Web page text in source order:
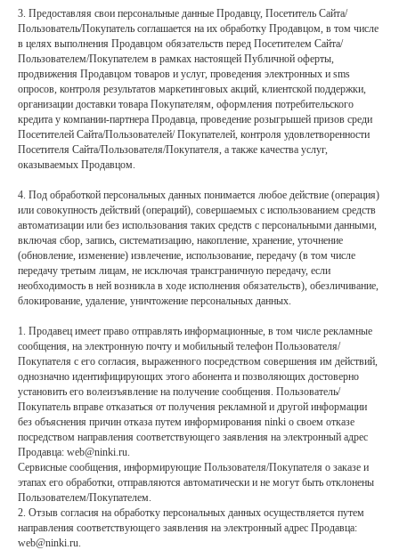
3. Предоставляя свои персональные данные Продавцу, Посетитель Сайта/
Пользователь/Покупатель соглашается на их обработку Продавцом, в том числе
в целях выполнения Продавцом обязательств перед Посетителем Сайта/
Пользователем/Покупателем в рамках настоящей Публичной оферты,
продвижения Продавцом товаров и услуг, проведения электронных и sms
опросов, контроля результатов маркетинговых акций, клиентской поддержки,
организации доставки товара Покупателям, оформления потребительского
кредита у компании-партнера Продавца, проведение розыгрышей призов среди
Посетителей Сайта/Пользователей/ Покупателей, контроля удовлетворенности
Посетителя Сайта/Пользователя/Покупателя, а также качества услуг,
оказываемых Продавцом.
4. Под обработкой персональных данных понимается любое действие (операция)
или совокупность действий (операций), совершаемых с использованием средств
автоматизации или без использования таких средств с персональными данными,
включая сбор, запись, систематизацию, накопление, хранение, уточнение
(обновление, изменение) извлечение, использование, передачу (в том числе
передачу третьим лицам, не исключая трансграничную передачу, если
необходимость в ней возникла в ходе исполнения обязательств), обезличивание,
блокирование, удаление, уничтожение персональных данных.
1. Продавец имеет право отправлять информационные, в том числе рекламные
сообщения, на электронную почту и мобильный телефон Пользователя/
Покупателя с его согласия, выраженного посредством совершения им действий,
однозначно идентифицирующих этого абонента и позволяющих достоверно
установить его волеизъявление на получение сообщения. Пользователь/
Покупатель вправе отказаться от получения рекламной и другой информации
без объяснения причин отказа путем информирования ninki о своем отказе
посредством направления соответствующего заявления на электронный адрес
Продавца: web@ninki.ru.
Сервисные сообщения, информирующие Пользователя/Покупателя о заказе и
этапах его обработки, отправляются автоматически и не могут быть отклонены
Пользователем/Покупателем.
2. Отзыв согласия на обработку персональных данных осуществляется путем
направления соответствующего заявления на электронный адрес Продавца:
web@ninki.ru.